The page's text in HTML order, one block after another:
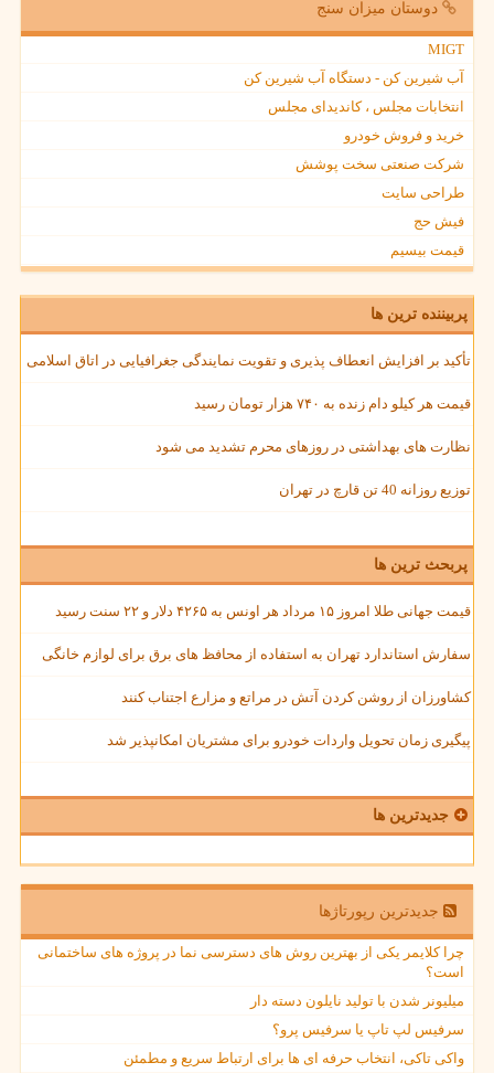
دوستان میزان سنج
MIGT
آب شیرین کن - دستگاه آب شیرین کن
انتخابات مجلس ، کاندیدای مجلس
خرید و فروش خودرو
شرکت صنعتی سخت پوشش
طراحی سایت
فیش حج
قیمت بیسیم
پربیننده ترین ها
تأکید بر افزایش انعطاف پذیری و تقویت نمایندگی جغرافیایی در اتاق اسلامی
قیمت هر کیلو دام زنده به ۷۴۰ هزار تومان رسید
نظارت های بهداشتی در روزهای محرم تشدید می شود
توزیع روزانه 40 تن قارچ در تهران
پربحث ترین ها
قیمت جهانی طلا امروز ۱۵ مرداد هر اونس به ۴۲۶۵ دلار و ۲۲ سنت رسید
سفارش استاندارد تهران به استفاده از محافظ های برق برای لوازم خانگی
کشاورزان از روشن کردن آتش در مراتع و مزارع اجتناب کنند
پیگیری زمان تحویل واردات خودرو برای مشتریان امکانپذیر شد
جدیدترین ها
جدیدترین رپورتاژها
چرا کلایمر یکی از بهترین روش های دسترسی نما در پروژه های ساختمانی
است؟
میلیونر شدن با تولید نایلون دسته دار
سرفیس لپ تاپ یا سرفیس پرو؟
واکی تاکی، انتخاب حرفه ای ها برای ارتباط سریع و مطمئن